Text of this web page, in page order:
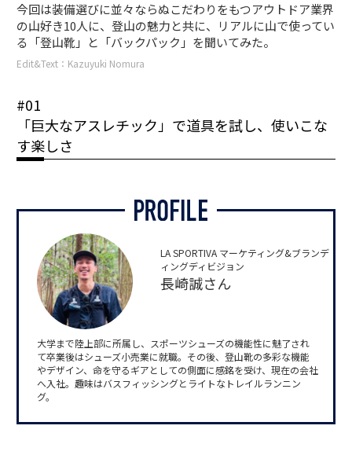
今回は装備選びに並々ならぬこだわりをもつアウトドア業界
の山好き10人に、登山の魅力と共に、リアルに山で使ってい
る「登山靴」と「バックパック」を聞いてみた。
Edit&Text：Kazuyuki Nomura
#01
「巨大なアスレチック」で道具を試し、使いこな
す楽しさ
LA SPORTIVA マーケティング&ブランデ
ィングディビジョン
長崎誠さん
大学まで陸上部に所属し、スポーツシューズの機能性に魅了され
て卒業後はシューズ小売業に就職。その後、登山靴の多彩な機能
やデザイン、命を守るギアとしての側面に感銘を受け、現在の会社
へ入社。趣味はバスフィッシングとライトなトレイルランニン
グ。